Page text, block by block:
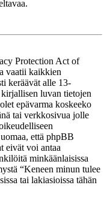
Protection Act of
vaatii kaikkien
keräävät alle 13-
luvan tietojen
epävarma koskeeko
tai verkkosivua jolle
että phpBB
eivät voi antaa
minkäänlaisissa
“Keneen minun tulee
tai lakiasioissa tähän